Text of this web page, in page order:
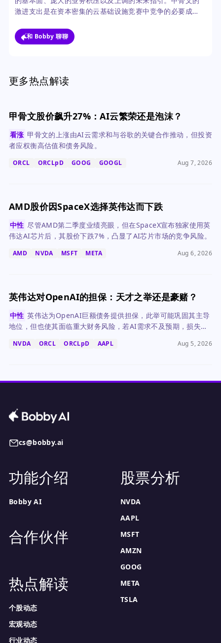
激进支出是在资本密集的云基础设施竞赛中竞争的必要成
和 Bobby 聊聊
更多热点解读
甲骨文股价飙升27%：AI云繁荣还是泡沫？
看涨 甲骨文的上涨由AI云需求和与谷歌的关键合作推动，但投资
者应权衡高估值和债务风险。
ORCL ORCLpD GOOG GOOGL Aug 7, 2026
AMD股价因SpaceX选择英伟达而下跌
中性 尽管AMD第二季度业绩亮眼，但在SpaceX宣布独家使用英
伟达AI芯片后，其股价下跌7%，凸显了AI芯片市场的竞争风险。
AMD NVDA MSFT META Aug 6, 2026
英伟达对OpenAI的担保：天才之举还是豪赌？
中性 英伟达为OpenAI巨额债务提供担保，此举可能巩固其主导
地位，但也使其面临重大财务风险，若AI需求不及预期，损失可
NVDA ORCL ORCLpD AAPL Aug 5, 2026
cs@bobby.ai
功能介绍
Bobby AI
合作伙伴
热点解读
个股动态
宏观动态
行业动态
股票分析
NVDA
AAPL
MSFT
AMZN
GOOG
META
TSLA